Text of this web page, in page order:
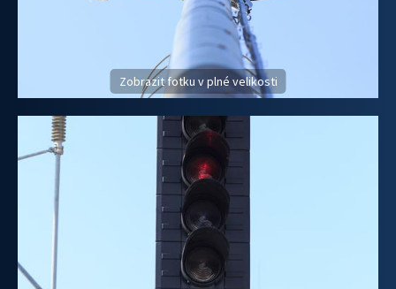
Zobrazit fotku v plné velikosti